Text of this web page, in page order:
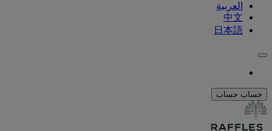
العربية
中文
日本語
حساب حساب